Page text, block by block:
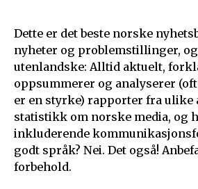
Dette er det beste norske
nyheter og problemstillinger,
utenlandske: Alltid aktuelt,
oppsummerer og analyserer
er en styrke) rapporter fra ulike
statistikk om norske media, og
inkluderende
godt språk? Nei. Det også!
forbehold.